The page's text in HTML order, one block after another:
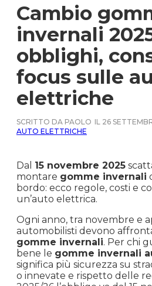
Cambio
invernali
obblighi,
focus sulle
elettriche
SCRITTO DA PAOLO IL 26
AUTO ELETTRICHE
Dal 15 novembre 2025
montare gomme invernali
bordo: ecco regole, costi e
un’auto elettrica.
Ogni anno, tra novembre e
automobilisti devono
gomme invernali. Per chi
bene le gomme invernali
significa più sicurezza su
o innevate e rispetto delle